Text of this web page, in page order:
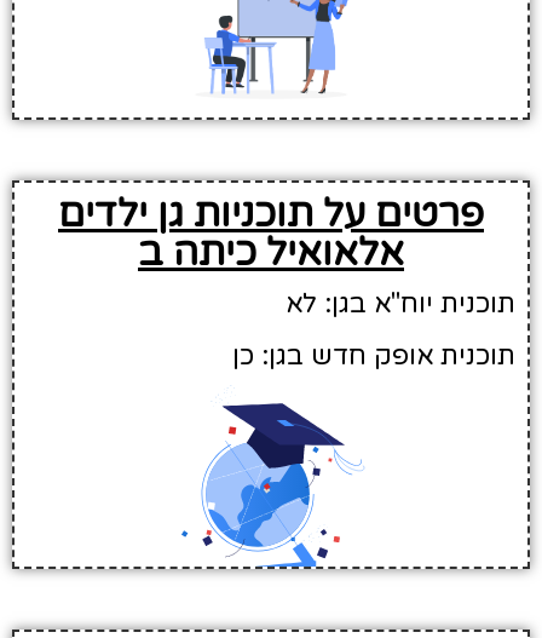
פרטים על תוכניות גן ילדים
אלאואיל כיתה ב
תוכנית יוח"א בגן: לא
תוכנית אופק חדש בגן: כן